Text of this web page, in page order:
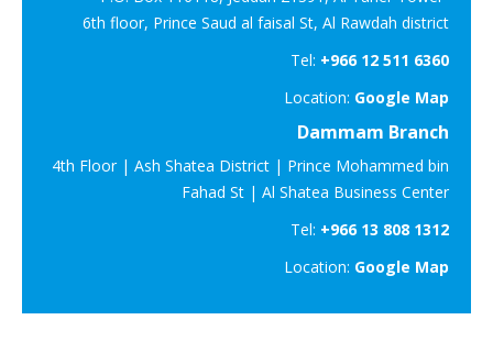
6th floor, Prince Saud al faisal St, Al Rawdah district
Tel: +966 12 511 6360
Location:Google Map
Dammam Branch
4th Floor | Ash Shatea District | Prince Mohammed bin
Fahad St | Al Shatea Business Center
Tel: +966 13 808 1312
Location:Google Map